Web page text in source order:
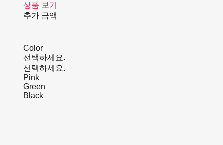
상품 보기
추가 금액
Color
선택하세요.
선택하세요.
Pink
Green
Black